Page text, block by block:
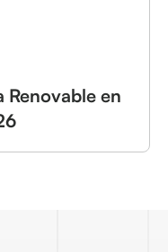
Renovable en